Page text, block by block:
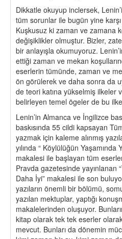
Dikkatle okuyup inclersek,
tüm sorunlar ile bugün yine karşı
Kuşkusuz ki zaman ve zamana
değişiklikler olmuştur. Bizler,
bir anlayışla okumuyoruz.
ettiği zaman ve mekan
eserlerin tümünde, zaman ve
ön görülerek ve daha sonra da
de teori katına yükselmiş ilkeler
belirleyen temel ögeler de bu
Lenin’in Almanca ve İngilizce
baskısında 55 cildi kapsayan
yazmak için kaleme alınmış
yılında “ Köylülüğün
makalesi ile başlayan tüm
Pravda gazetesinde yayınlanan
Daha İyi” makalesi ile son
yazıların önemli bir bölümü,
yazılan mektuplar, yaptığı
makalelerinden oluşuyor.
kitap olarak tek tek eserler
mevcut. Bunları da dönemin